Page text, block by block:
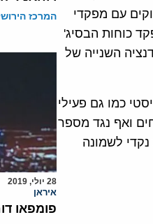
עם מפקדי
כוחות הבסיג'
השנייה של
כמו גם פעילי
ואף נגד מספר
לשמונה
המרכז
28 יולי, 2019
איראן
פומפאו